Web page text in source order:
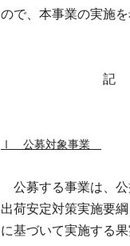
ので、本事業の実施
記
Ⅰ 公募対象事業
公募する事業は、公
出荷安定対策実施要
に基づいて実施する